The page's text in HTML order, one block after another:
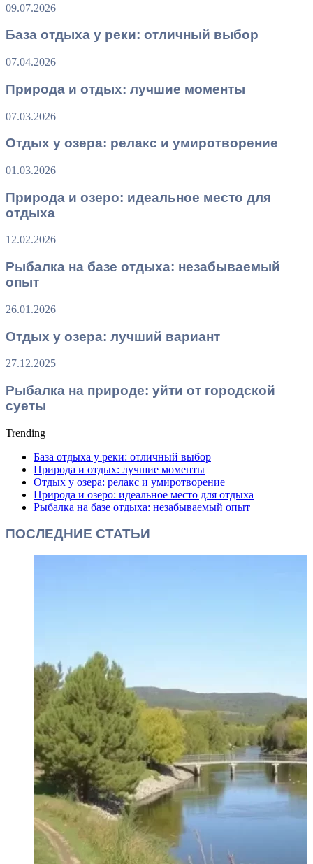
09.07.2026
База отдыха у реки: отличный выбор
07.04.2026
Природа и отдых: лучшие моменты
07.03.2026
Отдых у озера: релакс и умиротворение
01.03.2026
Природа и озеро: идеальное место для
отдыха
12.02.2026
Рыбалка на базе отдыха: незабываемый
опыт
26.01.2026
Отдых у озера: лучший вариант
27.12.2025
Рыбалка на природе: уйти от городской
суеты
Trending
База отдыха у реки: отличный выбор
Природа и отдых: лучшие моменты
Отдых у озера: релакс и умиротворение
Природа и озеро: идеальное место для отдыха
Рыбалка на базе отдыха: незабываемый опыт
ПОСЛЕДНИЕ СТАТЬИ